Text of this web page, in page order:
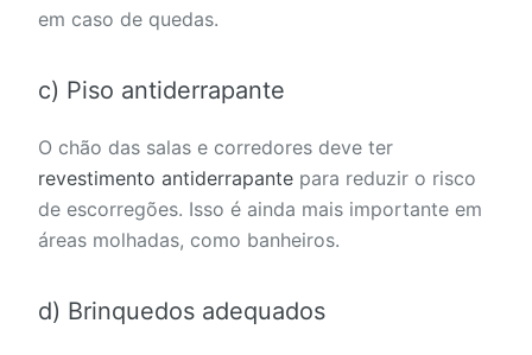
em caso de quedas.
c) Piso antiderrapante
O chão das salas e corredores deve ter
revestimento antiderrapante para reduzir o risco
de escorregões. Isso é ainda mais importante em
áreas molhadas, como banheiros.
d) Brinquedos adequados